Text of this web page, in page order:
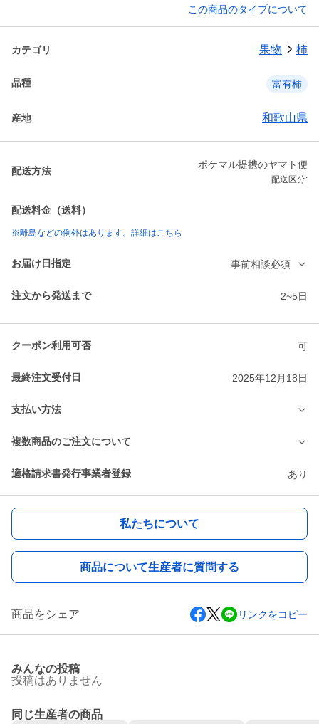
この商品のタイプについて
カテゴリ 果物 柿
品種 富有柿
産地 和歌山県
配送方法
ポケマル提携のヤマト便
配送区分:
配送料金（送料）
※離島などの例外はあります。詳細はこちら
お届け日指定 事前相談必須
注文から発送まで 2~5日
クーポン利用可否 可
最終注文受付日 2025年12月18日
支払い方法
複数商品のご注文について
適格請求書発行事業者登録 あり
私たちについて
商品について生産者に質問する
商品をシェア リンクをコピー
みんなの投稿
投稿はありません
同じ生産者の商品